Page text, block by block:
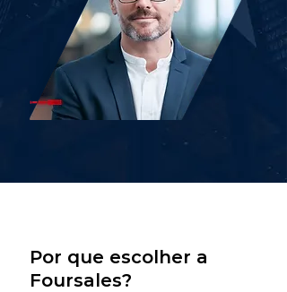
Por que escolher a
Foursales?